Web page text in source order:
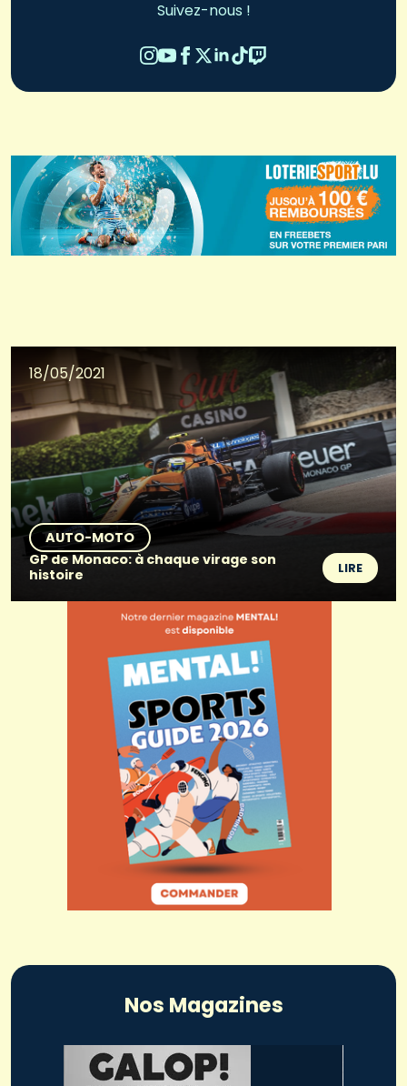
Suivez-nous !
18/05/2021
AUTO-MOTO
GP de Monaco: à chaque virage son
histoire
LIRE
Nos Magazines